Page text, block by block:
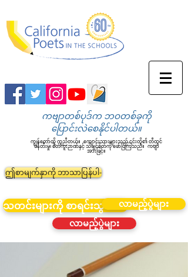
ကဗျာတစ်ပုဒ်က ဘဝတစ်ခုကို
ပြောင်းလဲစေနိုင်ပါတယ်။
ကျွန်တော်တို့ ကူညီတယ်။ ကျောင်းသားများသည် ၎င်းတို့၏ တီထွင်
ဖန်တီးမှု၊ စိတ်ကူးဉာဏ်နှင့် သိချင်စိတ်ကို ဖော်ပြကြသည်။ ကဗျာ
အားဖြင့်။
ဤစာမျက်နှာကို ဘာသာပြန်ပါ-
သတင်းများကို စာရင်းသွင်းပါ။လာမည့်ပွဲများ
လာမည့်ပွဲများ